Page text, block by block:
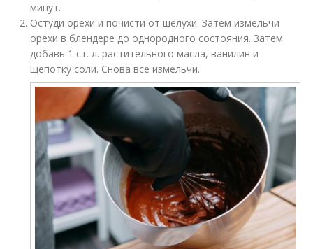
минут.
Остуди орехи и почисти от шелухи. Затем измельчи
орехи в блендере до однородного состояния. Затем
добавь 1 ст. л. растительного масла, ванилин и
щепотку соли. Снова все измельчи.